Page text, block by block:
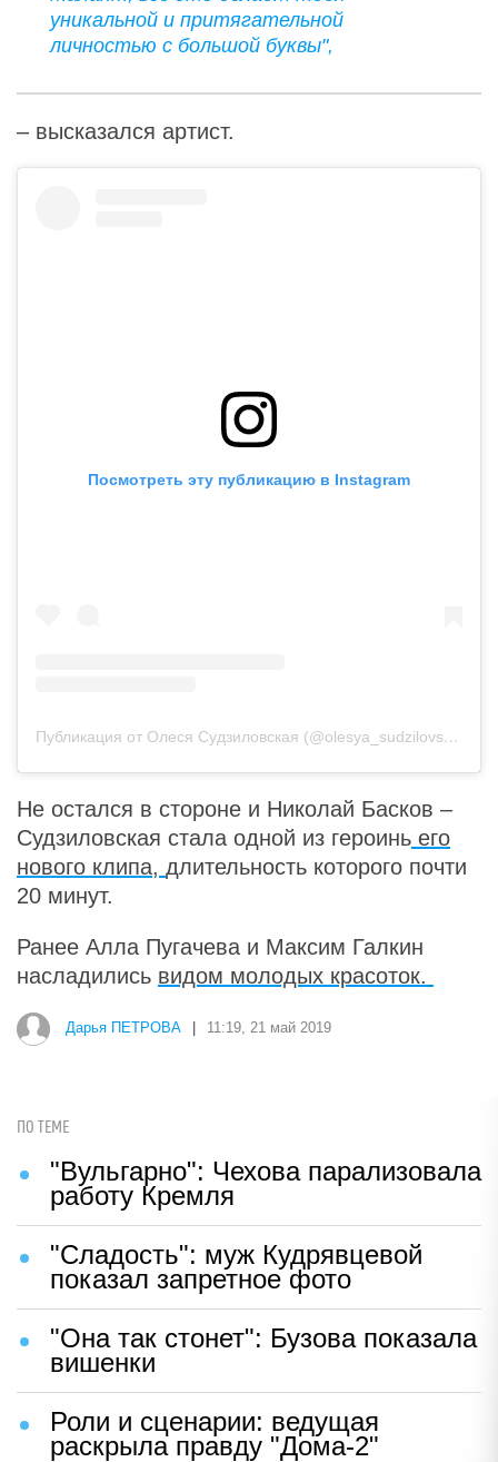
уникальной и притягательной
личностью с большой буквы",
– высказался артист.
Посмотреть эту публикацию в Instagram
Публикация от Олеся Судзиловская (@olesya_sudzilovskaya)
Не остался в стороне и Николай Басков –
Судзиловская стала одной из героинь его
нового клипа, длительность которого почти
20 минут.
Ранее Алла Пугачева и Максим Галкин
насладились видом молодых красоток.
Дарья ПЕТРОВА 11:19, 21 май 2019
ПО ТЕМЕ
"Вульгарно": Чехова парализовала
работу Кремля
"Сладость": муж Кудрявцевой
показал запретное фото
"Она так стонет": Бузова показала
вишенки
Роли и сценарии: ведущая
раскрыла правду "Дома-2"